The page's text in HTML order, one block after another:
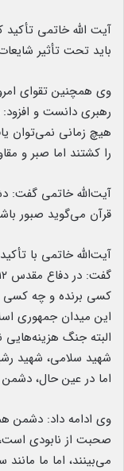
آیت الله خاتمی
باید تحت تأثیر
وی همچنین تقوای
رهبری دانست و
را کشتند اما صبر و
آیت‌الله خاتمی گفت:
قرآن می‌گوید صبور
آیت‌الله خاتمی با
این میدان جمهوری
البته جنگ هزینه‌هایی
شهید سلامی، شهید
اما در عین حال،
وی ادامه داد: دشمن
صحبت از نابودی
می‌بینند، اما ما مانند